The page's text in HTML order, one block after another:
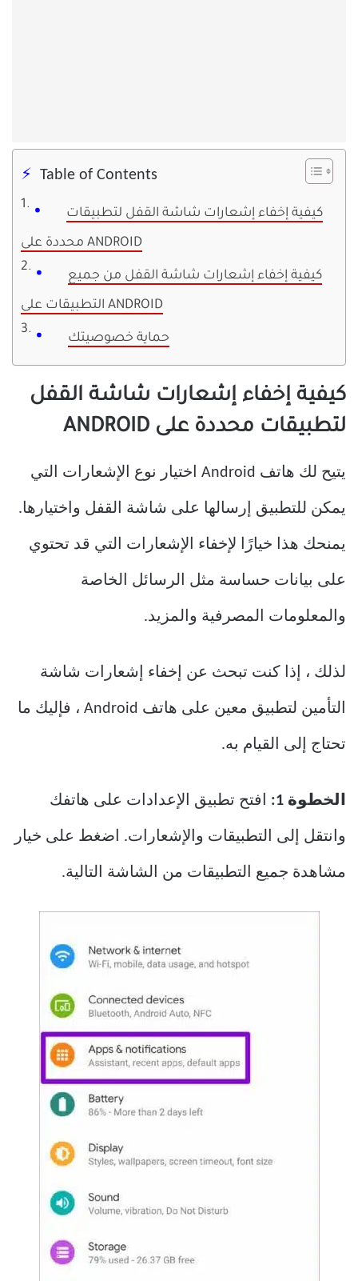
Table of Contents
كيفية إخفاء إشعارات شاشة القفل لتطبيقات
محددة على ANDROID
كيفية إخفاء إشعارات شاشة القفل من جميع
التطبيقات على ANDROID
حماية خصوصيتك
كيفية إخفاء إشعارات شاشة القفل
لتطبيقات محددة على ANDROID
يتيح لك هاتف Android اختيار نوع الإشعارات التي
يمكن للتطبيق إرسالها على شاشة القفل واختيارها.
يمنحك هذا خيارًا لإخفاء الإشعارات التي قد تحتوي
على بيانات حساسة مثل الرسائل الخاصة
والمعلومات المصرفية والمزيد.
لذلك ، إذا كنت تبحث عن إخفاء إشعارات شاشة
التأمين لتطبيق معين على هاتف Android ، فإليك ما
تحتاج إلى القيام به.
الخطوة 1: افتح تطبيق الإعدادات على هاتفك
وانتقل إلى التطبيقات والإشعارات. اضغط على خيار
مشاهدة جميع التطبيقات من الشاشة التالية.